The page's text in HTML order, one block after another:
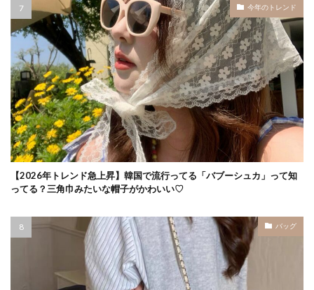
今年のトレンド
【2026年トレンド急上昇】韓国で流行ってる「バブーシュカ」って知
ってる？三角巾みたいな帽子がかわいい♡
バッグ